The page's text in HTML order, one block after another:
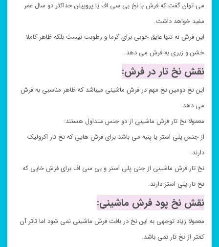
می توان گفت که فرش با نخ بی سی اف یا پروپیلن حداکثر دو سال عمر
مفید خواهد داشت.
این فرش نه تنها عایق خوبی برای گرما و رطوبت نیست بلکه ظاهر کاملا
خشن و زبری به فرش می دهد.
نقش نخ تار در فرش:
این نخ دومین نخ مهم در فرش ماشینی میباشد که ظاهر مناسبی به فرش
می دهد.
معمولا نخ تار فرش ماشینی از دو جنس متداول هستند:
از جنس پلی استر یا پنبه می باشد برای فرش هایی که نخ تار اکرولیک
دارند.
نخ تار فرش ماشینی از جنی پلی استر و بی سی اف برای فرش خایی که
نخ تار پلی استر دارند.
نقش نخ پود فرش ماشینی:
معمولا زیاد توجهی به این نخ در بافت فرش ماشینی نمی شود اما تاثر آن
کمتر از نخ تار نمی باشد.